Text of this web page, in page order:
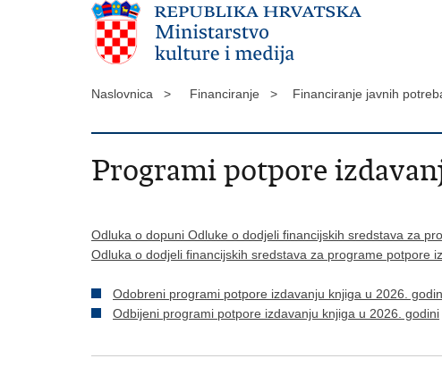
Naslovnica > Financiranje > Financiranje javnih
Programi potpore
Odluka o dopuni Odluke o dodjeli financijskih sredstava za
Odluka o dodjeli financijskih sredstava za programe potpore
Odobreni programi potpore izdavanju knjiga u 2026.
Odbijeni programi potpore izdavanju knjiga u 2026. godini